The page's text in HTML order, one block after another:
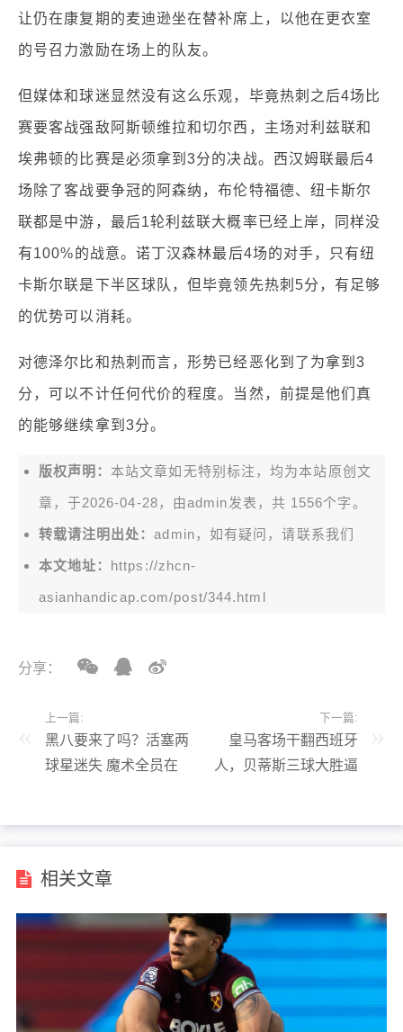
让仍在康复期的麦迪逊坐在替补席上，以他在更衣室
的号召力激励在场上的队友。
但媒体和球迷显然没有这么乐观，毕竟热刺之后4场比
赛要客战强敌阿斯顿维拉和切尔西，主场对利兹联和
埃弗顿的比赛是必须拿到3分的决战。西汉姆联最后4
场除了客战要争冠的阿森纳，布伦特福德、纽卡斯尔
联都是中游，最后1轮利兹联大概率已经上岸，同样没
有100%的战意。诺丁汉森林最后4场的对手，只有纽
卡斯尔联是下半区球队，但毕竟领先热刺5分，有足够
的优势可以消耗。
对德泽尔比和热刺而言，形势已经恶化到了为拿到3
分，可以不计任何代价的程度。当然，前提是他们真
的能够继续拿到3分。
版权声明： 本站文章如无特别标注，均为本站原创文
章，于2026-04-28，由admin 发表，共 1556个字。
转载请注明出处：admin，如有疑问，请联系我们
本文地址： https://zhcn-
asianhandicap.com/post/344.html
分享：
上一篇:
黑八要来了吗？活塞两
球星迷失 魔术全员在
下一篇:
皇马客场干翻西班牙
人，贝蒂斯三球大胜逼
相关文章